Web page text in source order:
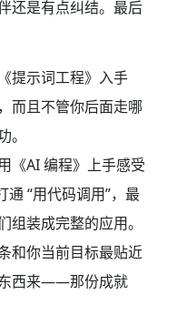
还是有点纠结。最后
提示词工程》入手
且不管你后面走哪
《AI 编程》上手感受
“用代码调用”，最
装成完整的应用。
和你当前目标最贴近
西来——那份成就